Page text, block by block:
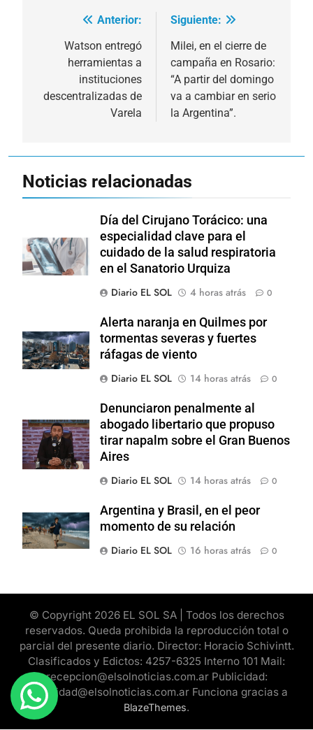
Navegación
entradas
Anterior:
Watson entregó
herramientas a
instituciones
descentralizadas de
Varela
Siguiente:
Milei, en el cierre de
campaña en Rosario:
“A partir del domingo
va a cambiar en serio
la Argentina”.
Noticias relacionadas
Día del Cirujano Torácico: una
especialidad clave para el
cuidado de la salud respiratoria
en el Sanatorio Urquiza
Diario EL SOL
4 horas atrás 0
Alerta naranja en Quilmes por
tormentas severas y fuertes
ráfagas de viento
Diario EL SOL
14 horas atrás 0
Denunciaron penalmente al
abogado libertario que propuso
tirar napalm sobre el Gran Buenos
Aires
Diario EL SOL
14 horas atrás 0
Argentina y Brasil, en el peor
momento de su relación
Diario EL SOL
16 horas atrás 0
© Copyright 2026 EL SOL SA | Todos los derechos
reservados. Queda prohibida la reproducción total o
parcial del presente diario. Director: Horacio Schivintt.
Clasificados y Edictos: 4257-6325 Interno 101 Mail:
recepcion@elsolnoticias.com.ar Publicidad:
publicidad@elsolnoticias.com.ar Funciona gracias a
BlazeThemes.